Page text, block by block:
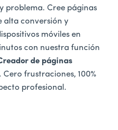
problema. Cree páginas
alta conversión y
móviles en
con nuestra función
de páginas
. Cero frustraciones, 100%
profesional.